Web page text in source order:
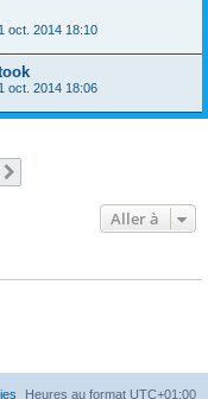
oct. 2014 18:10
oct. 2014 18:06
Aller à
Heures au format UTC+01:00